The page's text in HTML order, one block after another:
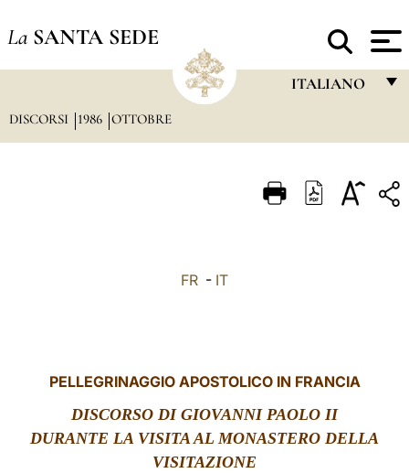
La SANTA SEDE
ITALIANO
ITALIANO
中文
LATINE
DISCORSI 1986 OTTOBRE
FR - IT
PELLEGRINAGGIO APOSTOLICO IN FRANCIA
DISCORSO DI GIOVANNI PAOLO II
DURANTE LA VISITA AL MONASTERO DELLA
VISITAZIONE